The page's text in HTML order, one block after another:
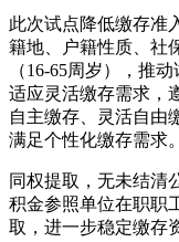
此次试点降低缴存准
籍地、户籍性质、社
（16-65周岁），推
适应灵活缴存需求，
自主缴存、灵活自由
满足个性化缴存需求。
同权提取，无未结清
积金参照单位在职职
取，进一步稳定缴存